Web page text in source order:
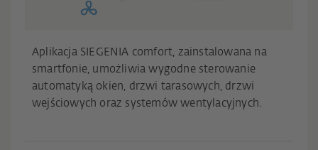
Aplikacja SIEGENIA comfort, zainstalowana na
smartfonie, umożliwia wygodne sterowanie
automatyką okien, drzwi tarasowych, drzwi
wejściowych oraz systemów wentylacyjnych.